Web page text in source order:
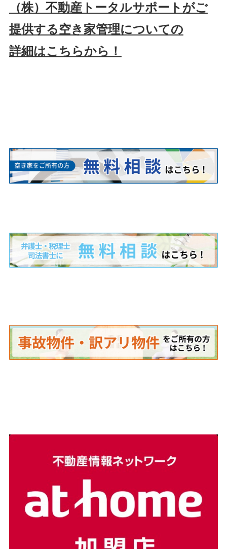
（株）不動産トータルサポートがご
提供する空き家管理についての
詳細はこちらから！